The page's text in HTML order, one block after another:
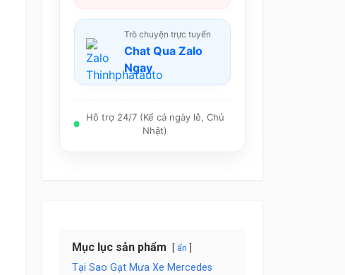
Trò chuyện trực tuyến
Chat Qua Zalo
Ngay
Hỗ trợ 24/7 (Kể cả ngày lễ, Chủ
Nhật)
Mục lục sản phẩm ẩn
Tại Sao Gạt Mưa Xe Mercedes